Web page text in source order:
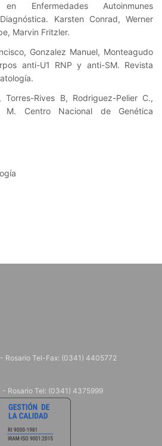
en Enfermedades Autoinmunes
Karsten Conrad, Werner
Marvin Fritzler.
Gonzalez Manuel, Monteagudo
anti-U1 RNP y anti-SM. Revista
Torres-Rives B, Rodriguez-Pelier C.,
M. Centro Nacional de Genética
Rosario Tel-Fax: (0341) 4405772
Rosario Tel: (0341) 4375999